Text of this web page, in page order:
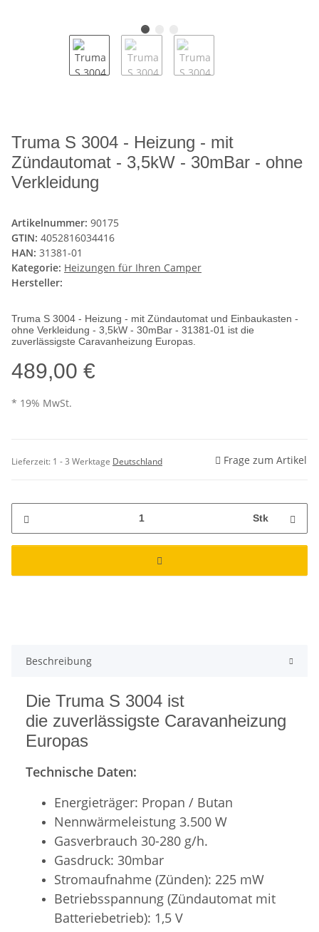
Truma S 3004 - Heizung - mit
Zündautomat - 3,5kW - 30mBar - ohne
Verkleidung
Artikelnummer: 90175
GTIN: 4052816034416
HAN: 31381-01
Kategorie: Heizungen für Ihren Camper
Hersteller:
Truma S 3004 - Heizung - mit Zündautomat und Einbaukasten -
ohne Verkleidung - 3,5kW - 30mBar - 31381-01 ist die
zuverlässigste Caravanheizung Europas.
489,00 €
* 19% MwSt.
Lieferzeit: 1 - 3 Werktage Deutschland Frage zum Artikel
Stk
Beschreibung
Die Truma S 3004 ist
die zuverlässigste Caravanheizung
Europas
Technische Daten:
Energieträger: Propan / Butan
Nennwärmeleistung 3.500 W
Gasverbrauch 30-280 g/h.
Gasdruck: 30mbar
Stromaufnahme (Zünden): 225 mW
Betriebsspannung (Zündautomat mit
Batteriebetrieb): 1,5 V